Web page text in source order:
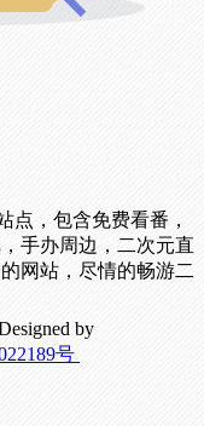
点，包含免费看番，
手办周边，二次元直
网站，尽情的畅游二
by
号